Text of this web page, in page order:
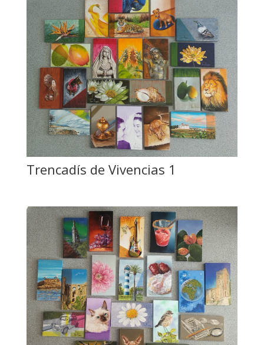
Trencadís de Vivencias 1